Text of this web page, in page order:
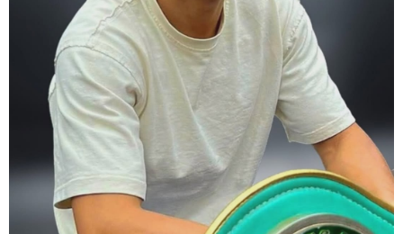
#professionalboxing
#proboxingreferee
#Tonyweeks